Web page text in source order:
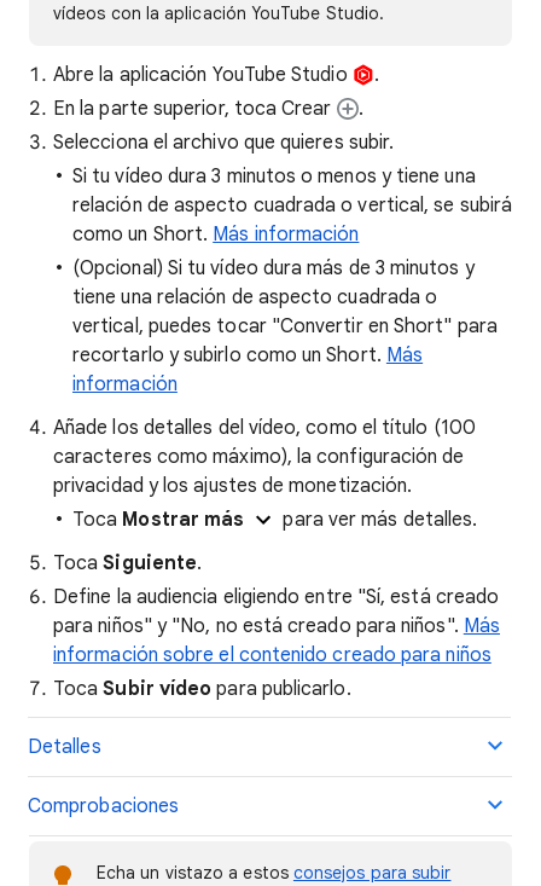
vídeos con la aplicación YouTube Studio.
Abre la aplicación YouTube Studio
.
En la parte superior, toca Crear
.
Selecciona el archivo que quieres subir.
Si tu vídeo dura 3 minutos o menos y tiene una
relación de aspecto cuadrada o vertical, se subirá
como un Short. Más información
(Opcional) Si tu vídeo dura más de 3 minutos y
tiene una relación de aspecto cuadrada o
vertical, puedes tocar "Convertir en Short" para
recortarlo y subirlo como un Short. Más
información
Añade los detalles del vídeo, como el título (100
caracteres como máximo), la configuración de
privacidad y los ajustes de monetización.
Toca Mostrar más
para ver más detalles.
TocaSiguiente.
Define la audiencia eligiendo entre "Sí, está creado
para niños" y "No, no está creado para niños". Más
información sobre el contenido creado para niños
TocaSubir vídeo para publicarlo.
Detalles
Comprobaciones
Echa un vistazo a estos consejos para subir